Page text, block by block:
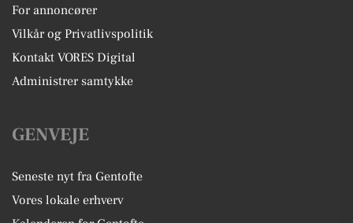
For annoncører
Vilkår og Privatlivspolitik
Kontakt VORES Digital
Administrer samtykke
GENVEJE
Seneste nyt fra Gentofte
Vores lokale erhverv